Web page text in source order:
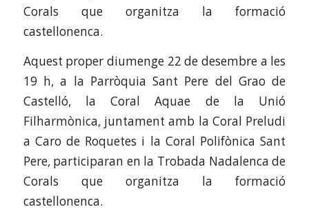
Corals que organitza la formació
castellonenca.
Aquest proper diumenge 22 de desembre a les
19 h, a la Parròquia Sant Pere del Grao de
Castelló, la Coral Aquae de la Unió
Filharmònica, juntament amb la Coral Preludi
a Caro de Roquetes i la Coral Polifònica Sant
Pere, participaran en la Trobada Nadalenca de
Corals que organitza la formació
castellonenca.